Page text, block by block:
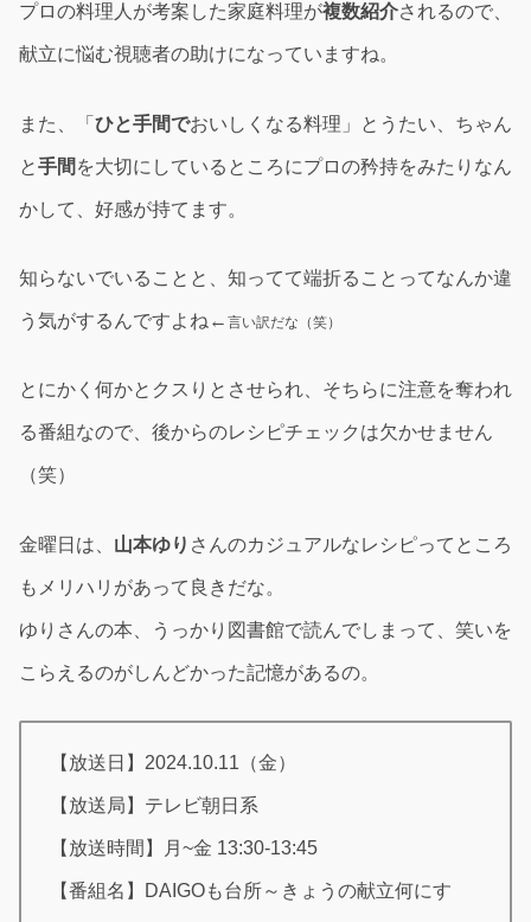
プロの料理人が考案した家庭料理が複数紹介されるので、
献立に悩む視聴者の助けになっていますね。
また、「 ひと手間でおいしくなる料理」とうたい、ちゃん
と手間 を大切にしているところにプロの矜持をみたりなん
かして、好感が持てます。
知らないでいることと、知ってて端折ることってなんか違
う気がするんですよね← 言い訳だな（笑）
とにかく何かとクスりとさせられ、そちらに注意を奪われ
る番組なので、後からのレシピチェックは欠かせません
（笑）
金曜日は、 山本ゆり さんのカジュアルなレシピってところ
もメリハリがあって良きだな。
ゆりさんの本、うっかり図書館で読んでしまって、笑いを
こらえるのがしんどかった記憶があるの。
【放送日】2024.10.11（金）
【放送局】テレビ朝日系
【放送時間】月~金 13:30-13:45
【番組名】DAIGOも台所～きょうの献立何にす